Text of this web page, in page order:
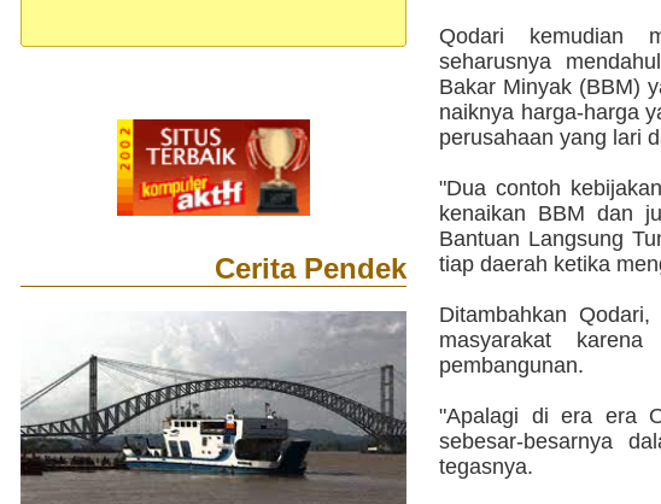
Cerita Pendek
Qodari kemudian
seharusnya
Bakar Minyak (BBM)
naiknya harga-harga
perusahaan yang lari
"Dua contoh
kenaikan BBM dan
Bantuan Langsung
tiap daerah ketika
Ditambahkan
masyarakat
pembangunan.
"Apalagi di era era
sebesar-besarnya
tegasnya.